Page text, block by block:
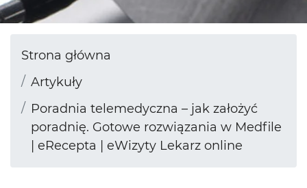
Strona główna
Artykuły
Poradnia telemedyczna – jak założyć
poradnię. Gotowe rozwiązania w Medfile
| eRecepta | eWizyty Lekarz online